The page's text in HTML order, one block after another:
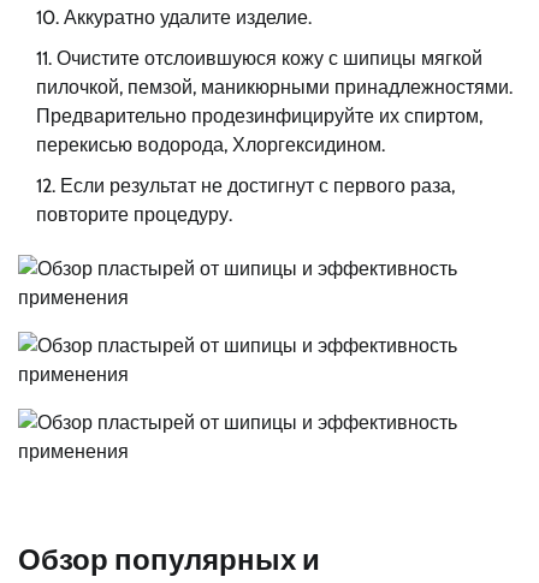
Аккуратно удалите изделие.
Очистите отслоившуюся кожу с шипицы мягкой
пилочкой, пемзой, маникюрными принадлежностями.
Предварительно продезинфицируйте их спиртом,
перекисью водорода, Хлоргексидином.
Если результат не достигнут с первого раза,
повторите процедуру.
Обзор популярных и